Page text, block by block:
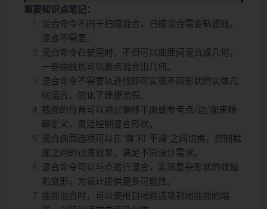
本视频教程含图文详细介绍了Proe/Creo软件中的“混合”命令，这是一
项强大的功能，能够在不依赖轨迹线的情况下实现不同形状之间的实体
几何混合。教程全面讲解了混合命令的基本用法，包括截面定义、位置
调整，以及如何通过调整选项实现平滑过渡或尖角过渡效果。此外，视
频还特别介绍了点混合的特殊用法，以及曲面混合时的封闭端选项，帮
助用户在不同设计场景中灵活应用。无论您是Proe/Creo初学者还是希
望提升设计效率的专业人士，本视频都能为您提供实用指导，助您轻松
掌握混合命令，打造更复杂、更精准的几何模型！
重要知识点笔记：
混合命令不同于扫描混合，扫描混合需要轨迹线，
混合不需要。
混合命令在使用时，不但可以曲面间混合成几何，
一些曲线也可以跟点混合出几何。
混合命令不需要轨迹线即可实现不同形状的实体几
何混合，简化了建模流程。
截面的位置可以通过偏移平面或参考点/边/面来精
确定义，灵活控制混合形状。
混合曲面选项可以在“值”和“平滑”之间切换，控制截
面之间的过渡效果，满足不同设计需求。
混合命令可以与点进行混合，实现复杂形状的收缩
和变形，为设计提供更多可能性。
曲面混合时，可以使用封闭端选项封闭曲面的端